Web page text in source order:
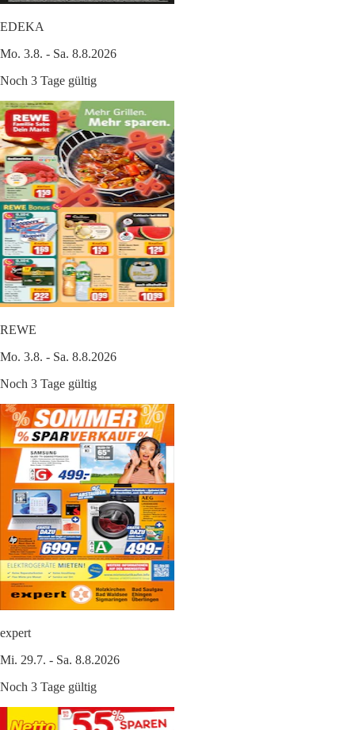
EDEKA
Mo. 3.8. - Sa. 8.8.2026
Noch 3 Tage gültig
REWE
Mo. 3.8. - Sa. 8.8.2026
Noch 3 Tage gültig
expert
Mi. 29.7. - Sa. 8.8.2026
Noch 3 Tage gültig